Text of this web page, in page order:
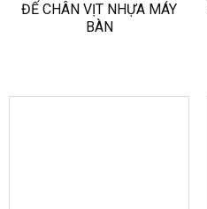
ĐẾ CHÂN VỊT NHỰA MÁY
BÀN